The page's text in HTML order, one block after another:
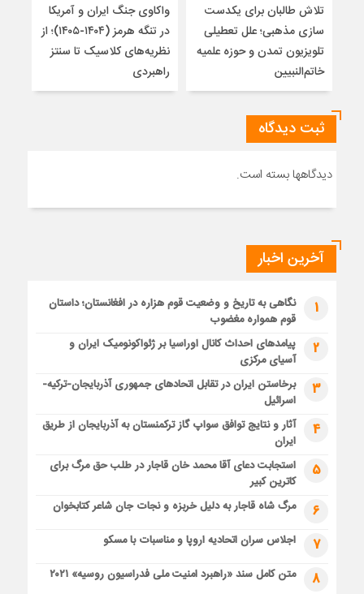
تلاش طالبان برای یکدست
سازی مذهبی؛ علل تعطیلی
تلویزیون تمدن و حوزه علمیه
خاتم‌النبیین
واکاوی جنگ ایران و آمریکا
در تنگه هرمز (۱۴۰۴-۱۴۰۵)؛ از
نظریه‌های کلاسیک تا سنتز
راهبردی
ثبت دیدگاه
دیدگاهها بسته است.
آخرین اخبار
1
نگاهی به تاریخ و وضعیت قوم هزاره در افغانستان؛ داستان
قوم همواره مغضوب
2
پیامدهای احداث کانال اوراسیا بر ژئواکونومیک ایران و
آسیای مرکزی
3
برخاستن ایران در تقابل اتحادهای جمهوری آذربایجان-ترکیه-
اسرائیل
4
آثار و نتایج توافق سواپ گاز ترکمنستان به آذربایجان از طریق
ایران
5
استجابت دعای آقا محمد خان قاجار در طلب حق مرگ برای
کاترین کبیر
6 مرگ شاه قاجار به دلیل خربزه و نجات جان شاعر کتابخوان
7 اجلاس سران اتحادیه اروپا و مناسبات با مسکو
8 متن کامل سند «راهبرد امنیت ملی فدراسیون روسیه» ۲۰۲۱